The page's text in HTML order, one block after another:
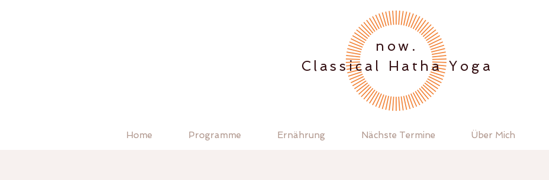
.now
Classical Hatha Yoga
Home Programme Ernährung Nächste Termine Über Mich